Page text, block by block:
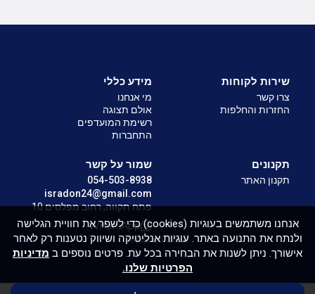
שירות לקוחות
צרו קשר
החזרות והחלפות
מידע כללי
מי אנחנו
אולם תצוגה
רשימת המועדפים
התחברות
תקנונים
תקנון האתר
שמור על קשר
054-503-8938
isradon24@gmail.com
פתח תקווה, רחוב מפלסים 10
WhatsApp
Isradon 2026
אנחנו משתמשים בעוגיות (cookies) כדי לשפר את חוויית הגלישה
ולנתח את התנועה באתר. עוגיות אנליטיקה ושיווק נטענות רק לאחר
אישורך. ניתן לשנות את הבחירה בכל עת. פרטים נוספים ב מדיניות
הפרטיות שלנו.